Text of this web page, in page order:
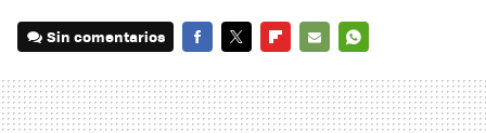
Sin comentarios
MAIL